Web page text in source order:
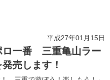
平成27年01月15日
ロ一番 三重亀山ラー
売します！